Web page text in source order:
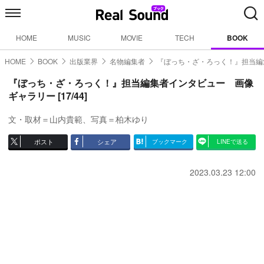
HOME MUSIC MOVIE TECH BOOK
HOME BOOK 出版業界 名物編集者 『ぼっち・ざ・ろっく！』担当
『ぼっち・ざ・ろっく！』担当編集者インタビュー 画像
ギャラリー [17/44]
文・取材＝山内貴範、写真＝柏木ゆり
ポスト シェア ブックマーク LINEで送る
2023.03.23 12:00